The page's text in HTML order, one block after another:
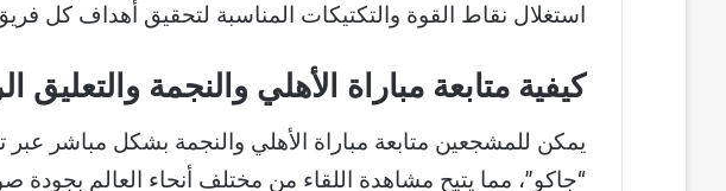
استغلال نقاط القوة والتكتيكات المناسبة لتحقيق أهداف كل
كيفية متابعة مباراة الأهلي والنجمة والتعليق
يمكن للمشجعين متابعة مباراة الأهلي والنجمة بشكل مباشر عبر
“جاكو”، مما يتيح مشاهدة اللقاء من مختلف أنحاء العالم